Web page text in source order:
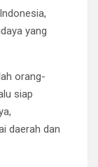
yang
orang-
siap
daerah dan